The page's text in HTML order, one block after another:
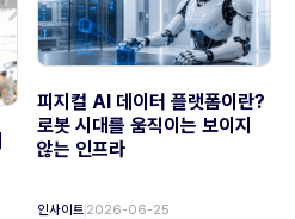
피지컬 AI 데이터 플랫폼이란?
로봇 시대를 움직이는 보이지
않는 인프라
인사이트 2026-06-25